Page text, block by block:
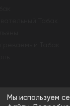
розничная
Мы используем